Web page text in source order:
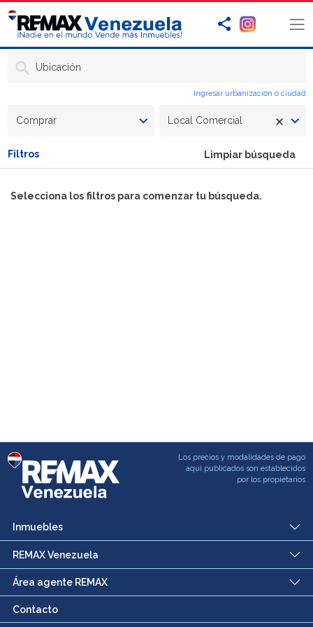
Ubicación
Ingresar urbanización o ciudad
Comprar Local Comercial
Filtros Limpiar búsqueda
Selecciona los filtros para comenzar tu búsqueda.
Los precios y modalidades de pago
aqui publicados son establecidos
por los propietarios
Inmuebles
REMAX Venezuela
Área agente REMAX
Contacto